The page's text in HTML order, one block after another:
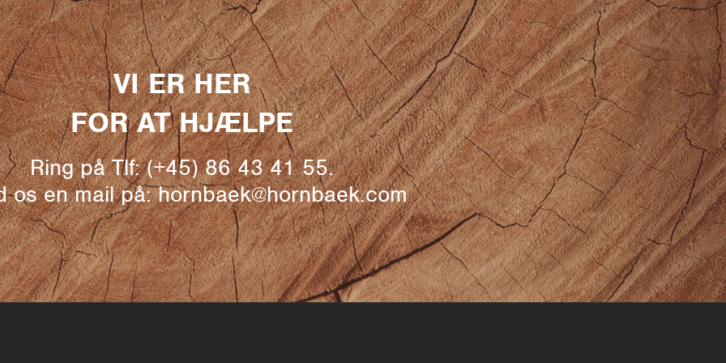
VI ER HER
FOR AT HJÆLPE
Ring på Tlf: (+45) 86 43 41 55.
os en mail på: hornbaek@hornbaek.com